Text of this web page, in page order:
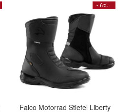
- 6%
Falco Motorrad Stiefel Liberty